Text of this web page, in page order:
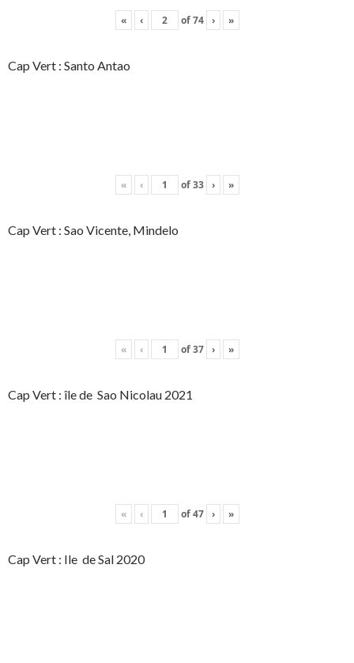
« ‹ of74 › »
Cap Vert : Santo Antao
« ‹ of33 › »
Cap Vert : Sao Vicente, Mindelo
« ‹ of37 › »
Cap Vert : île de Sao Nicolau 2021
« ‹ of47 › »
Cap Vert : Ile de Sal 2020